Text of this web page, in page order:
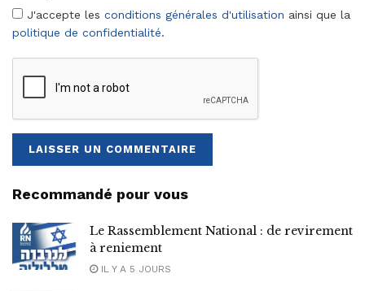
J'accepte les conditions générales d'utilisation ainsi que la
politique de confidentialité.
Recommandé pour vous
Le Rassemblement National : de revirement
à reniement
IL Y A 5 JOURS